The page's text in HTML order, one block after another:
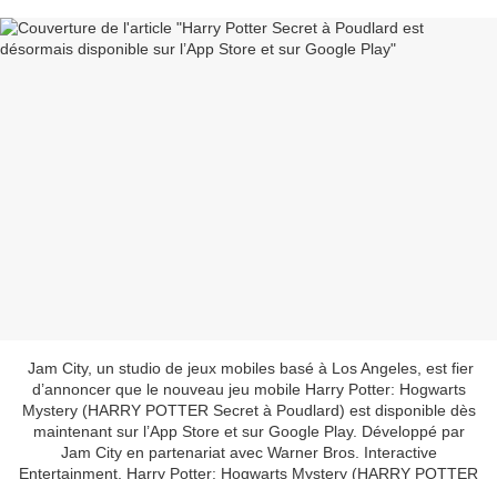
Jam City, un studio de jeux mobiles basé à Los Angeles, est fier
d’annoncer que le nouveau jeu mobile Harry Potter: Hogwarts
Mystery (HARRY POTTER Secret à Poudlard) est disponible dès
maintenant sur l’App Store et sur Google Play. Développé par
Jam City en partenariat avec Warner Bros. Interactive
Entertainment, Harry Potter: Hogwarts Mystery (HARRY POTTER